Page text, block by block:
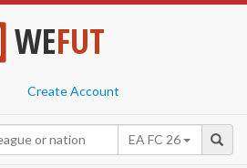
WEFUT
Create Account
EA FC 26